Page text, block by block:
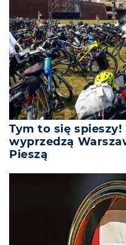
Tym to się
wyprzedzą
Pieszą